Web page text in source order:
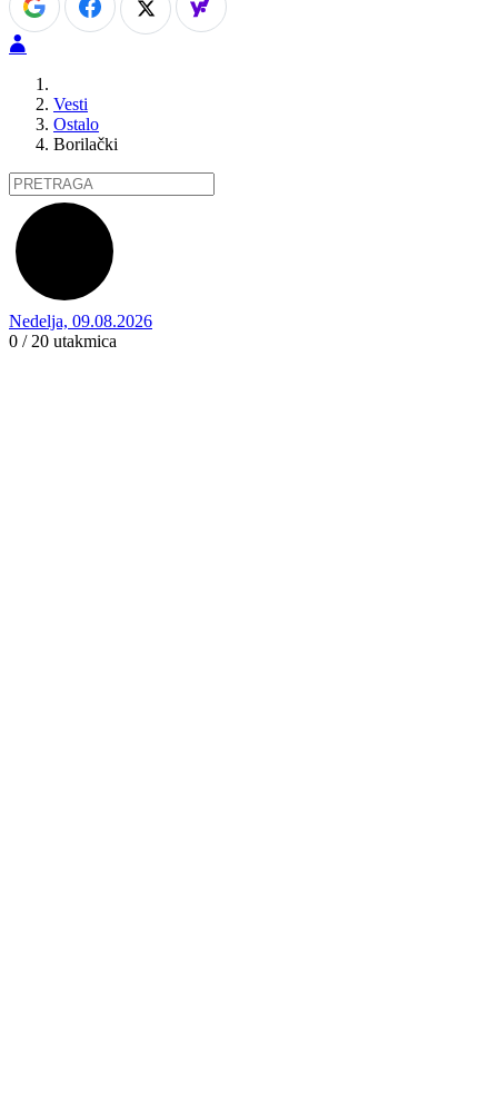
Vesti
Ostalo
Borilački
Nedelja, 09.08.2026
0 / 20 utakmica